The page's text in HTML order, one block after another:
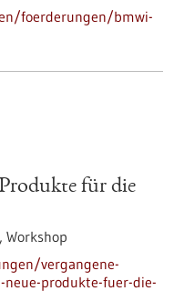
foerderungen/bmwi-
für die
Workshop
vergangene-
produkte-fuer-die-